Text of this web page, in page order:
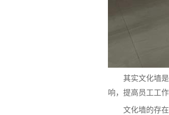
其实文化墙
响，提高员工工
文化墙的存